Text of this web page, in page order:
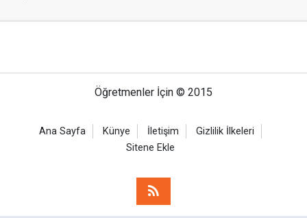
Öğretmenler İçin © 2015
Ana Sayfa Künye İletişim
Gizlilik İlkeleri
Sitene Ekle